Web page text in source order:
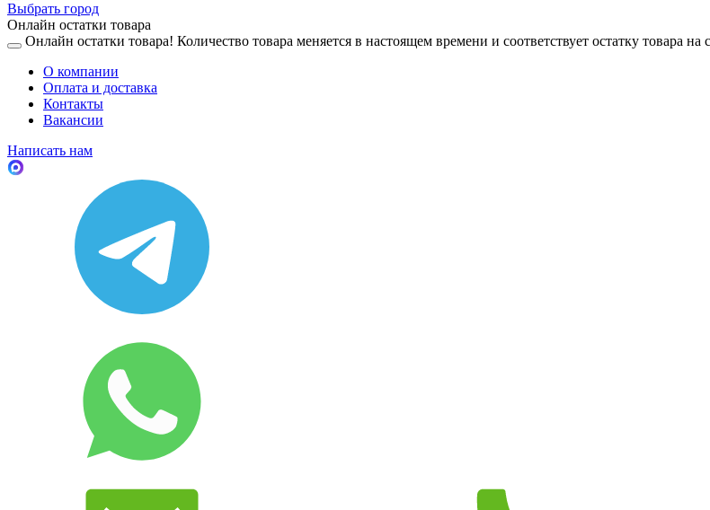
Выбрать город
Онлайн остатки товара
Онлайн остатки товара! Количество товара меняется в настоящем времени и соответствует остатку товара на
О компании
Оплата и доставка
Контакты
Вакансии
Написать нам